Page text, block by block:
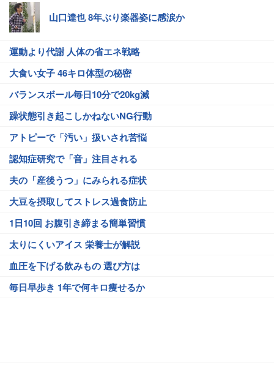
山口達也 8年ぶり楽器姿に感涙か
運動より代謝 人体の省エネ戦略
大食い女子 46キロ体型の秘密
バランスボール毎日10分で20kg減
躁状態引き起こしかねないNG行動
アトピーで「汚い」扱いされ苦悩
認知症研究で「音」注目される
夫の「産後うつ」にみられる症状
大豆を摂取してストレス過食防止
1日10回 お腹引き締まる簡単習慣
太りにくいアイス 栄養士が解説
血圧を下げる飲みもの 選び方は
毎日早歩き 1年で何キロ痩せるか